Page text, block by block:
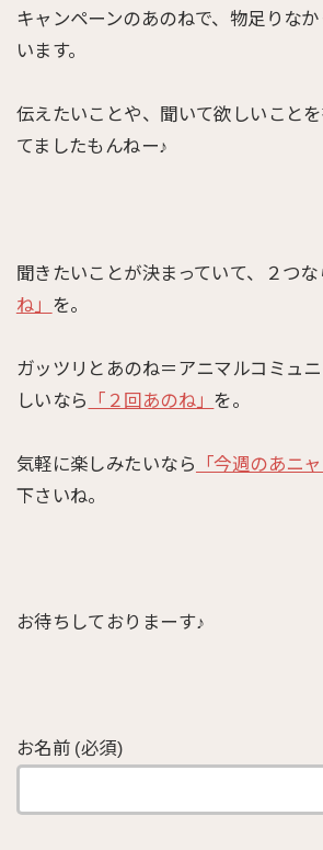
キャンペーンのあのねで、物足りな
います。
伝えたいことや、聞いて欲しいこと
てましたもんねー♪
聞きたいことが決まっていて、２つな
ね」 を。
ガッツリとあのね＝アニマルコミュ
しいなら
「２回あのね」 を。
気軽に楽しみたいなら 「今週のあニャ
下さいね。
お待ちしておりまーす♪
お名前 (必須)